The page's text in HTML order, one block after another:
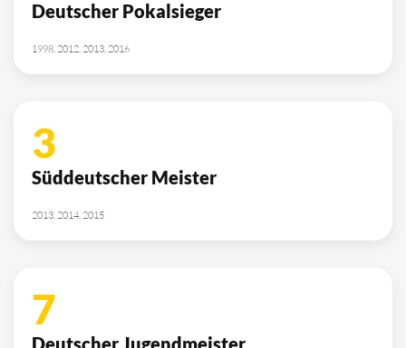
Deutscher Pokalsieger
1998, 2012, 2013, 2016
3
Süddeutscher Meister
2013, 2014, 2015
7
Deutscher Jugendmeister